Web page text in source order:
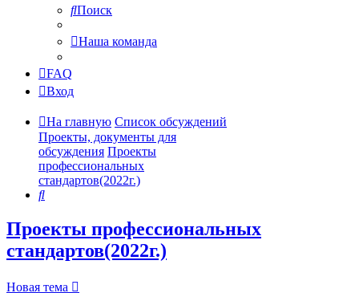
Поиск
Наша команда
FAQ
Вход
На главную Список обсуждений
Проекты, документы для
обсуждения Проекты
профессиональных
стандартов(2022г.)
Поиск
Проекты профессиональных
стандартов(2022г.)
Новая тема